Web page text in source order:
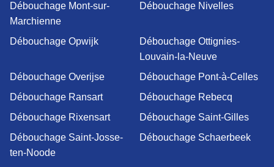
Débouchage Mont-sur-
Marchienne
Débouchage Nivelles
Débouchage Opwijk
Débouchage Ottignies-
Louvain-la-Neuve
Débouchage Overijse
Débouchage Pont-à-Celles
Débouchage Ransart
Débouchage Rebecq
Débouchage Rixensart
Débouchage Saint-Gilles
Débouchage Saint-Josse-
ten-Noode
Débouchage Schaerbeek